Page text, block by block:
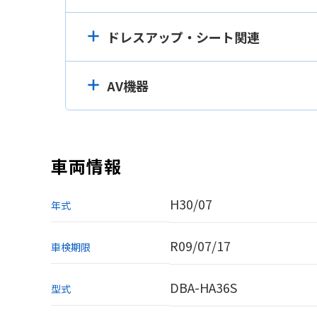
ドレスアップ・シート関連
AV機器
車両情報
年式 H30/07
車検期限 R09/07/17
型式 DBA-HA36S